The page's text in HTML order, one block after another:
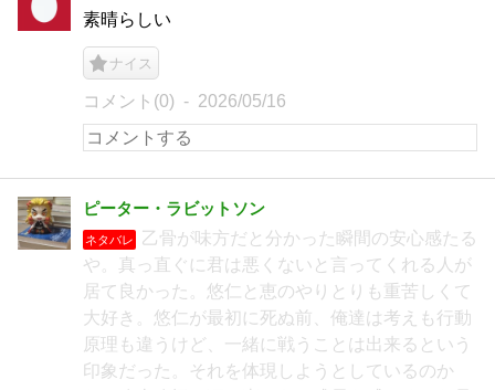
素晴らしい
ナイス
コメント(0) 2026/05/16
ピーター・ラビットソン
ネタバレ
乙骨が味方だと分かった瞬間の安心感たる
や。真っ直ぐに君は悪くないと言ってくれる人が
居て良かった。悠仁と恵のやりとりも重苦しくて
大好き。悠仁が最初に死ぬ前、俺達は考えも行動
原理も違うけど、一緒に戦うことは出来るという
印象だった。それを体現しようとしているのか